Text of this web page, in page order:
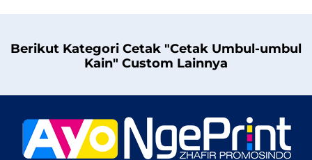
Berikut Kategori Cetak "Cetak Umbul-umbul
Kain" Custom Lainnya